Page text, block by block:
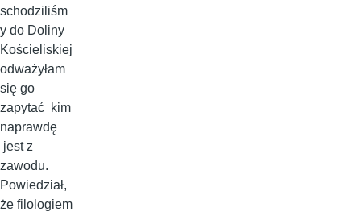
schodziliśm
y do Doliny
Kościeliskiej
odważyłam
się go
zapytać kim
naprawdę
jest z
zawodu.
Powiedział,
że filologiem